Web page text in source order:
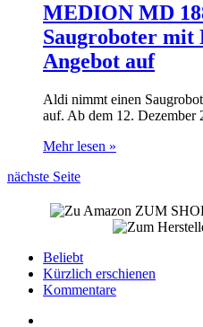
MEDION MD
Saugroboter mit
Angebot auf
Aldi nimmt einen
auf. Ab dem 12.
Mehr lesen »
nächste Seite
ZUM
Beliebt
Kürzlich erschienen
Kommentare